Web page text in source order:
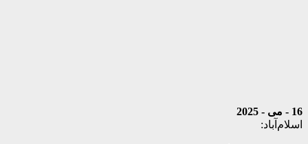
16 - می - 2025
اسلام‌آباد: